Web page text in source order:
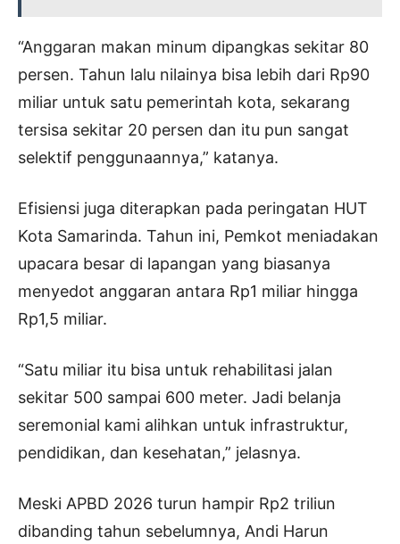
“Anggaran makan minum dipangkas sekitar 80
persen. Tahun lalu nilainya bisa lebih dari Rp90
miliar untuk satu pemerintah kota, sekarang
tersisa sekitar 20 persen dan itu pun sangat
selektif penggunaannya,” katanya.
Efisiensi juga diterapkan pada peringatan HUT
Kota Samarinda. Tahun ini, Pemkot meniadakan
upacara besar di lapangan yang biasanya
menyedot anggaran antara Rp1 miliar hingga
Rp1,5 miliar.
“Satu miliar itu bisa untuk rehabilitasi jalan
sekitar 500 sampai 600 meter. Jadi belanja
seremonial kami alihkan untuk infrastruktur,
pendidikan, dan kesehatan,” jelasnya.
Meski APBD 2026 turun hampir Rp2 triliun
dibanding tahun sebelumnya, Andi Harun